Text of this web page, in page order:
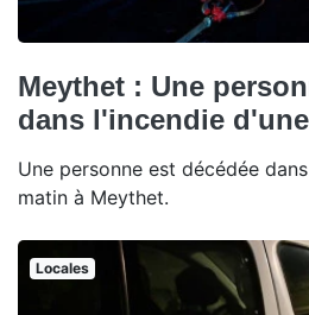
Meythet : Une
dans l'incendie
Une personne est décédée
matin à Meythet.
Locales